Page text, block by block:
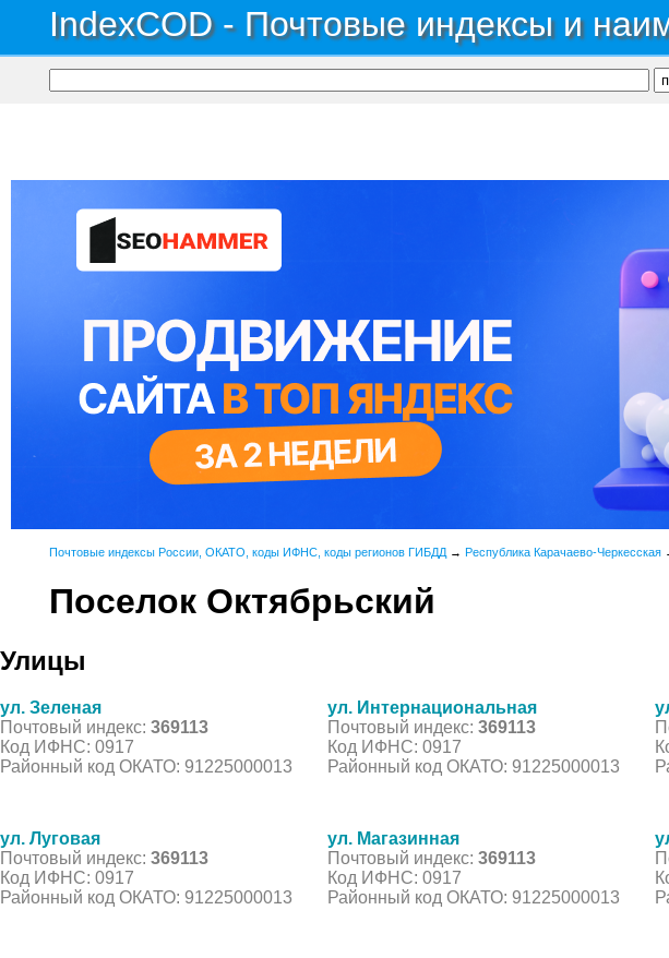
IndexCOD - Почтовые индексы и
Почтовые индексы России, ОКАТО, коды ИФНС, коды регионов ГИБДД → Республика Карачаево-Черкесская
Поселок Октябрьский
Улицы
ул. Зеленая
Почтовый индекс: 369113
Код ИФНС: 0917
Районный код ОКАТО: 91225000013
ул. Интернациональная
Почтовый индекс: 369113
Код ИФНС: 0917
Районный код ОКАТО: 91225000013
ул. Луговая
Почтовый индекс: 369113
Код ИФНС: 0917
Районный код ОКАТО: 91225000013
ул. Магазинная
Почтовый индекс: 369113
Код ИФНС: 0917
Районный код ОКАТО: 91225000013